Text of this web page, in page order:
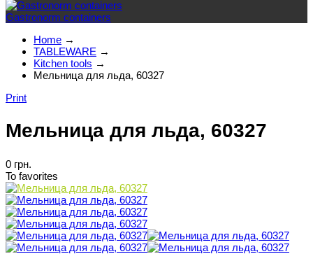
Gastronorm containers
Home →
TABLEWARE →
Kitchen tools →
Мельница для льда, 60327
Print
Мельница для льда, 60327
0 грн.
To favorites